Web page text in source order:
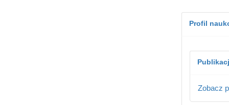
Profil
Zobacz